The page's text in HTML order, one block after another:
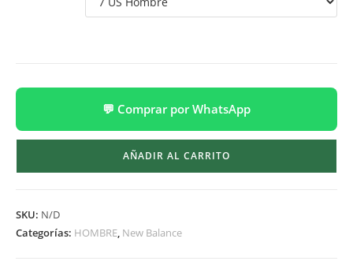
💬 Comprar por WhatsApp
AÑADIR AL CARRITO
SKU: N/D
Categorías: HOMBRE, New Balance